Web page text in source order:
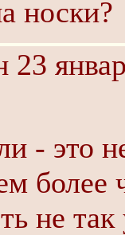
носки?
23
- это
более
не так